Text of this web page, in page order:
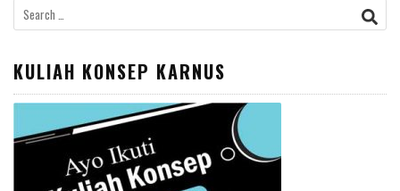
Search
for:
KULIAH KONSEP KARNUS